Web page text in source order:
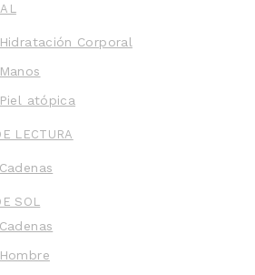
Hidratación Corporal
Manos
Piel atópica
LECTURA
Cadenas
SOL
Cadenas
Hombre